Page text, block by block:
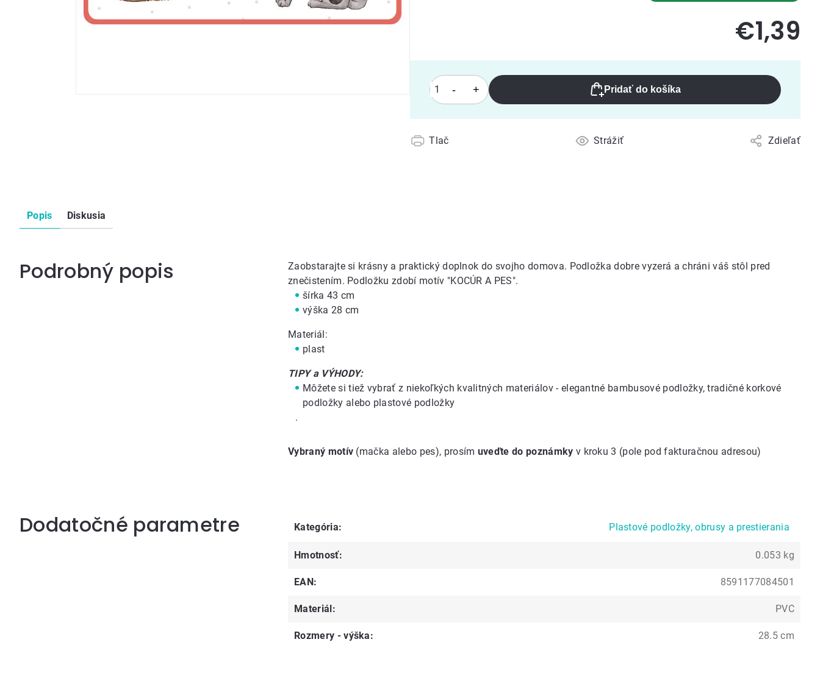
Pridať do košíka
Tlač Strážiť Zdieľať
€1,39
Popis Diskusia
Podrobný popis
Zaobstarajte si krásny a praktický doplnok do svojho domova. Podložka dobre vyzerá a chráni váš stôl pred
znečistením. Podložku zdobí motív "KOCÚR A PES".
šírka 43 cm
výška 28 cm
Materiál:
plast
TIPY a VÝHODY:
Môžete si tiež vybrať z niekoľkých kvalitných materiálov - elegantné bambusové podložky, tradičné korkové
podložky alebo plastové podložky
.
Vybraný motív (mačka alebo pes), prosím uveďte do poznámky v kroku 3 (pole pod fakturačnou adresou)
Dodatočné parametre Kategória: Plastové podložky, obrusy a prestierania
Hmotnosť: 0.053 kg
EAN: 8591177084501
Materiál: PVC
Rozmery - výška: 28.5 cm